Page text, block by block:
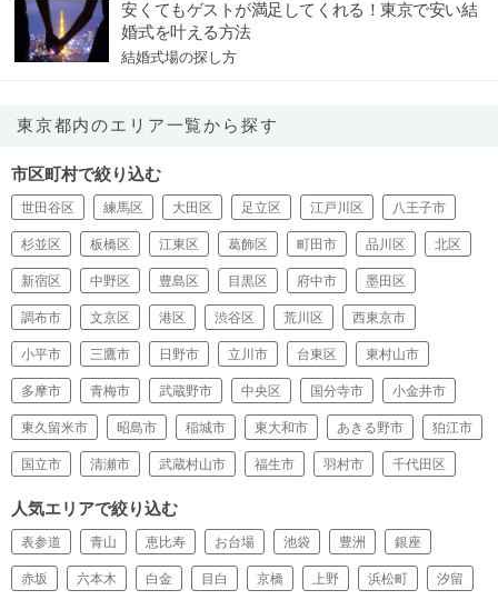
安くてもゲストが満足してくれる！東京で安い結
婚式を叶える方法
結婚式場の探し方
東京都内のエリア一覧から探す
市区町村で絞り込む
世田谷区 練馬区 大田区 足立区 江戸川区 八王子市
杉並区 板橋区 江東区 葛飾区 町田市 品川区 北区
新宿区 中野区 豊島区 目黒区 府中市 墨田区
調布市 文京区 港区 渋谷区 荒川区 西東京市
小平市 三鷹市 日野市 立川市 台東区 東村山市
多摩市 青梅市 武蔵野市 中央区 国分寺市 小金井市
東久留米市 昭島市 稲城市 東大和市 あきる野市 狛江市
国立市 清瀬市 武蔵村山市 福生市 羽村市 千代田区
人気エリアで絞り込む
表参道 青山 恵比寿 お台場 池袋 豊洲 銀座
赤坂 六本木 白金 目白 京橋 上野 浜松町 汐留